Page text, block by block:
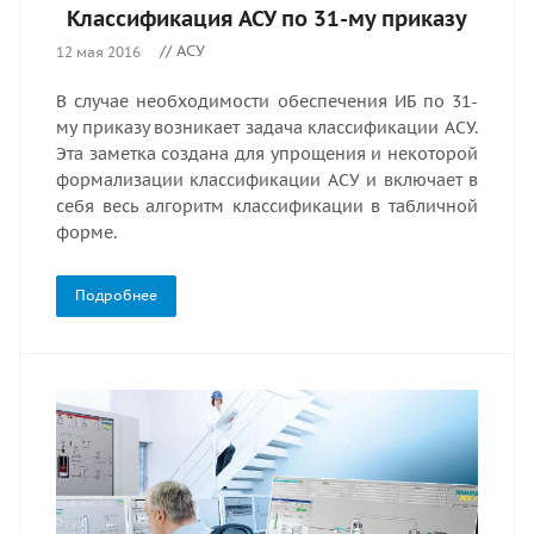
Классификация АСУ по 31-му приказу
12 мая 2016 // АСУ
В случае необходимости обеспечения ИБ по 31-
му приказу возникает задача классификации АСУ.
Эта заметка создана для упрощения и некоторой
формализации классификации АСУ и включает в
себя весь алгоритм классификации в табличной
форме.
Подробнее